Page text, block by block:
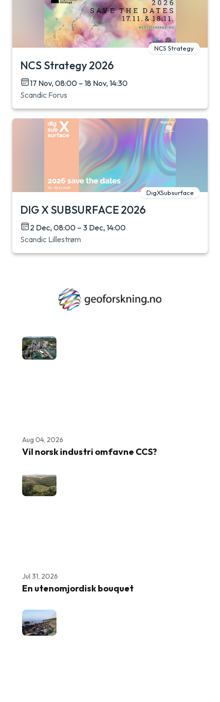
NCS Strategy
NCS Strategy 2026
17 Nov, 08:00 – 18 Nov, 14:30
Scandic Forus
DigXSubsurface
DIG X SUBSURFACE 2026
2 Dec, 08:00 – 3 Dec, 14:00
Scandic Lillestrøm
Aug 04, 2026
Vil norsk industri omfavne CCS?
Jul 31, 2026
En utenomjordisk bouquet